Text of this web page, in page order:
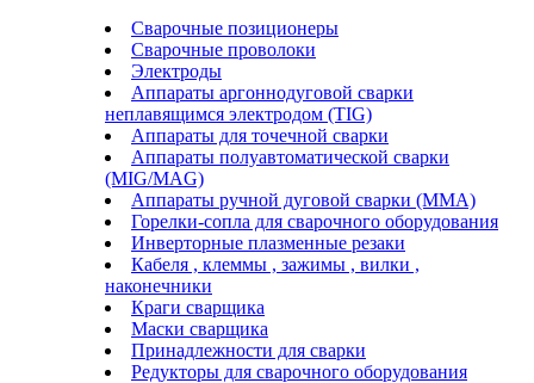
Сварочные позиционеры
Сварочные проволоки
Электроды
Аппараты аргоннодуговой сварки
неплавящимся электродом (TIG)
Аппараты для точечной сварки
Аппараты полуавтоматической сварки
(MIG/MAG)
Аппараты ручной дуговой сварки (ММА)
Горелки-сопла для сварочного оборудования
Инверторные плазменные резаки
Кабеля , клеммы , зажимы , вилки ,
наконечники
Краги сварщика
Маски сварщика
Принадлежности для сварки
Редукторы для сварочного оборудования